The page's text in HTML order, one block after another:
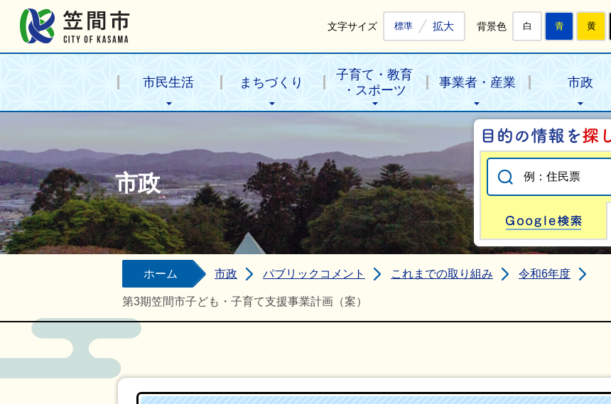
文字サイズ 標準 拡大 背景色 白 青 黄
市民生活 まちづくり
子育て・教育
・スポーツ
事業者・産業 市政
市政
ホーム 市政 パブリックコメント これまでの取り組み 令和6年度
第3期笠間市子ども・子育て支援事業計画（案）